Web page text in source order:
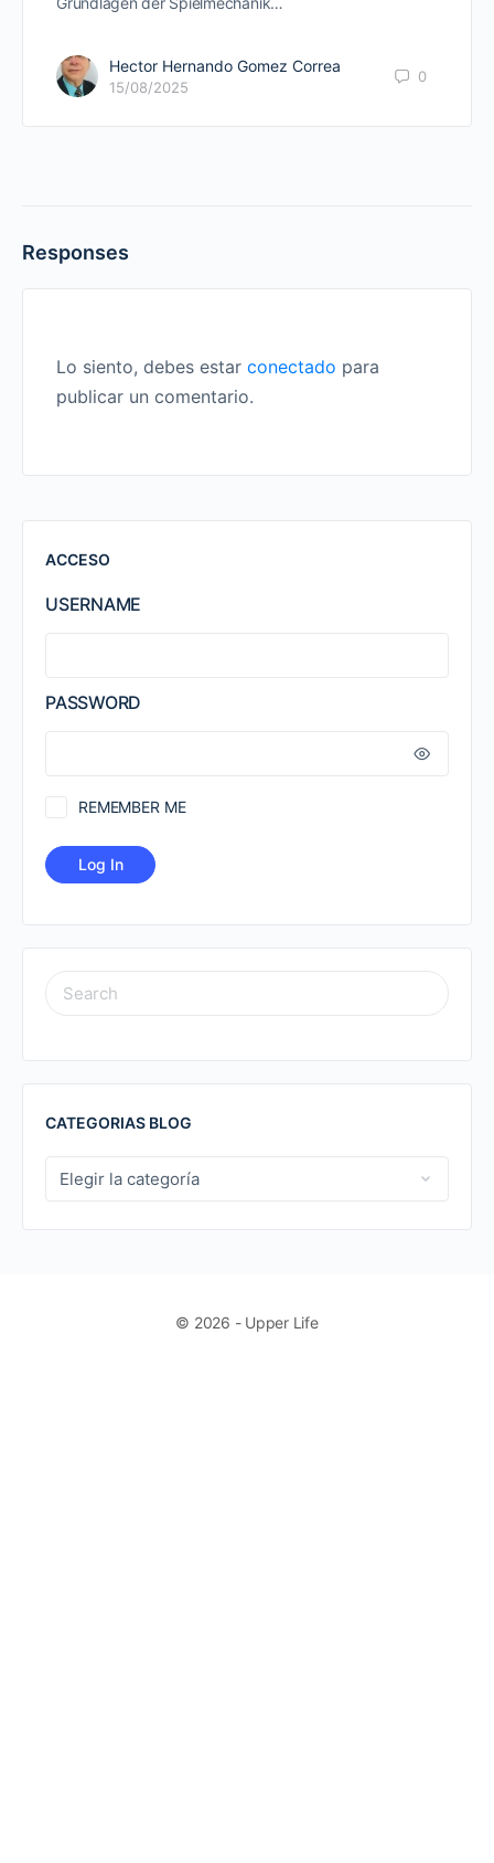
Hector Hernando Gomez Correa
15/08/2025
0
Responses
Lo siento, debes estar conectado para
publicar un comentario.
ACCESO
USERNAME
PASSWORD
REMEMBER ME
SEARCH
FOR:
CATEGORIAS BLOG
CATEGORIAS
BLOG
© 2026 - Upper Life